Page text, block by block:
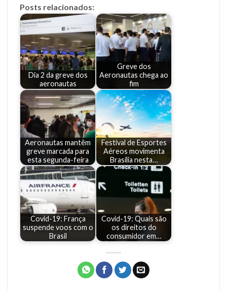
Posts relacionados:
Dia 2 da greve dos
aeronautas
Greve dos
Aeronautas chega ao
fim
Aeronautas mantêm
greve marcada para
esta segunda-feira
Festival de Esportes
Aéreos movimenta
Brasília nesta…
Covid-19: França
suspende voos com o
Brasil
Covid-19: Quais são
os direitos do
consumidor em…